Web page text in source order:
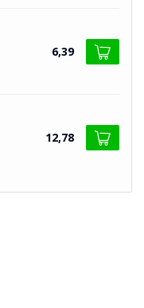
6,39
12,78